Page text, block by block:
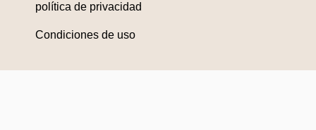
política de privacidad
Condiciones de uso